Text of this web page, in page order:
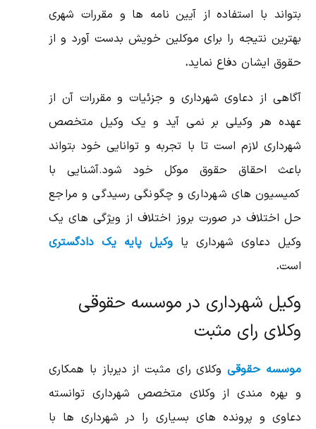
بتواند با استفاده از آیین نامه ها و مقررات شهری
بهترین نتیجه را برای موکلین خویش بدست آورد و از
حقوق ایشان دفاع نماید.
آگاهی از دعاوی شهرداری و جزئیات و مقررات آن از
عهده هر وکیلی بر نمی آید و یک وکیل متخصص
شهرداری لازم است تا با تجربه و توانایی خود بتواند
باعث احقاق حقوق موکل خود شود.آشنایی با
کمیسیون های شهرداری و چگونگی رسیدگی و مراجع
حل اختلاف در صورت بروز اختلاف از ویژگی های یک
وکیل دعاوی شهرداری یا وکیل پایه یک دادگستری
است.
وکیل شهرداری در موسسه حقوقی
وکلای رای مثبت
موسسه حقوقیوکلای رای مثبت از دیرباز با همکاری
و بهره مندی از وکلای متخصص شهرداری توانسته
دعاوی و پرونده های بسیاری را در شهرداری ها با